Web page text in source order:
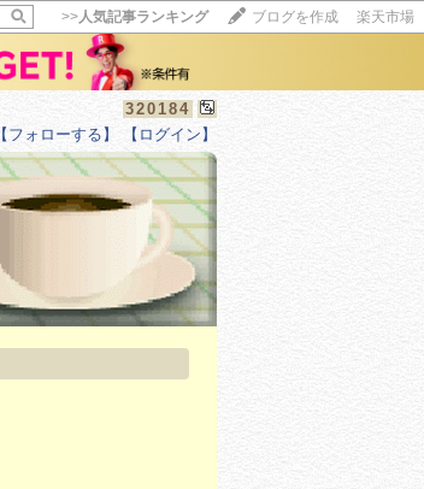
>>人気記事ランキング ブログを作成 楽天市場
320184
【フォローする】 【ログイン】